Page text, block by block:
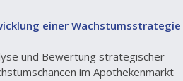
einer Wachstumsstrategie
und Bewertung strategischer
im Apothekenmarkt